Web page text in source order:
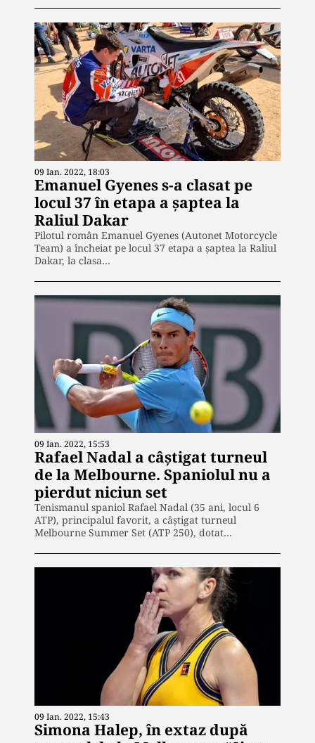
09 Ian. 2022, 18:03
Emanuel Gyenes s-a clasat pe
locul 37 în etapa a şaptea la
Raliul Dakar
Pilotul român Emanuel Gyenes (Autonet Motorcycle
Team) a încheiat pe locul 37 etapa a şaptea la Raliul
Dakar, la clasa…
09 Ian. 2022, 15:53
Rafael Nadal a câştigat turneul
de la Melbourne. Spaniolul nu a
pierdut niciun set
Tenismanul spaniol Rafael Nadal (35 ani, locul 6
ATP), principalul favorit, a câştigat turneul
Melbourne Summer Set (ATP 250), dotat…
09 Ian. 2022, 15:43
Simona Halep, în extaz după